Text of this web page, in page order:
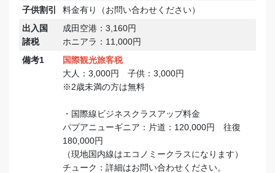
子供割引
料金有り（お問い合わせください）
出入国
諸税
成田空港：3,160円
ホニアラ：11,000円
備考1
国際観光旅客税
大人：3,000円 子供：3,000円
※2歳未満の方は無料
・国際線ビジネスクラスアップ料金
パプアニューギニア：片道：120,000円 往復
180,000円
（現地国内線はエコノミークラスになります）
チューク：詳細はお問い合わせください。